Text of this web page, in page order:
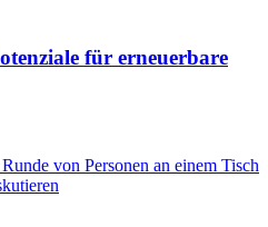
für erneuerbare